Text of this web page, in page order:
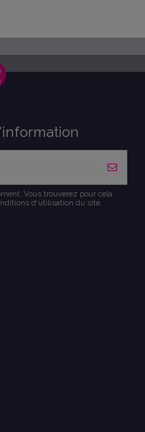
Vous trouverez pour cela
d'utilisation du site.